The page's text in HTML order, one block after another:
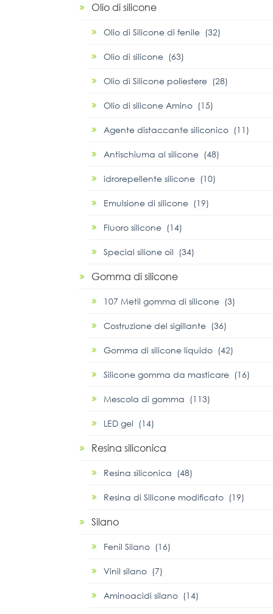
Olio di silicone
Olio di Silicone di fenile (32)
Olio di silicone (63)
Olio di Silicone poliestere (28)
Olio di silicone Amino (15)
Agente distaccante siliconico (11)
Antischiuma al silicone (48)
idrorepellente silicone (10)
Emulsione di silicone (19)
Fluoro silicone (14)
Special silione oil (34)
Gomma di silicone
107 Metil gomma di silicone (3)
Costruzione del sigillante (36)
Gomma di silicone liquido (42)
Silicone gomma da masticare (16)
Mescola di gomma (113)
LED gel (14)
Resina siliconica
Resina siliconica (48)
Resina di Silicone modificato (19)
Silano
Fenil Silano (16)
Vinil silano (7)
Aminoacidi silano (14)